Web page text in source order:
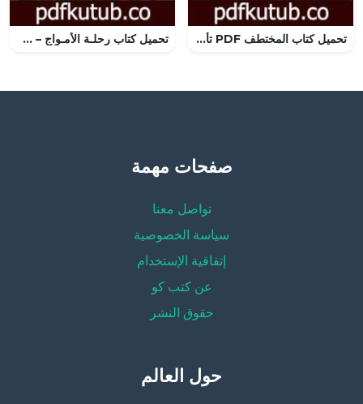
تحميل كتاب المختطف PDF تأليف إسلام عماد مجانا [كامل] تحميل كتاب رحلـة الأمـواج – سلسلة زهور PDF تأليف فوزي عوض مجانا [كامل]
صفحات مهمة
تواصل معنا
سياسة الخصوصية
إتفاقية الإستخدام
عن كتب كو
حقوق النشر
حول العالم